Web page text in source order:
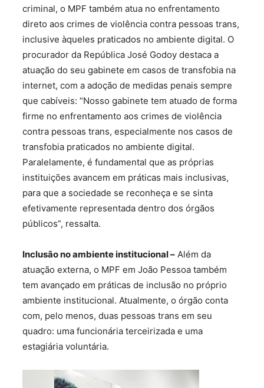
criminal, o MPF também atua no enfrentamento
direto aos crimes de violência contra pessoas trans,
inclusive àqueles praticados no ambiente digital. O
procurador da República José Godoy destaca a
atuação do seu gabinete em casos de transfobia na
internet, com a adoção de medidas penais sempre
que cabíveis: “Nosso gabinete tem atuado de forma
firme no enfrentamento aos crimes de violência
contra pessoas trans, especialmente nos casos de
transfobia praticados no ambiente digital.
Paralelamente, é fundamental que as próprias
instituições avancem em práticas mais inclusivas,
para que a sociedade se reconheça e se sinta
efetivamente representada dentro dos órgãos
públicos”, ressalta.
Inclusão no ambiente institucional –Além da
atuação externa, o MPF em João Pessoa também
tem avançado em práticas de inclusão no próprio
ambiente institucional. Atualmente, o órgão conta
com, pelo menos, duas pessoas trans em seu
quadro: uma funcionária terceirizada e uma
estagiária voluntária.